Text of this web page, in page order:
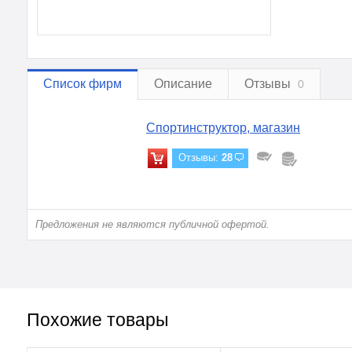
Список фирм Описание Отзывы 0
Спортинструктор, магазин
Отзывы: 28
Предложения не являются публичной офертой.
Похожие товары